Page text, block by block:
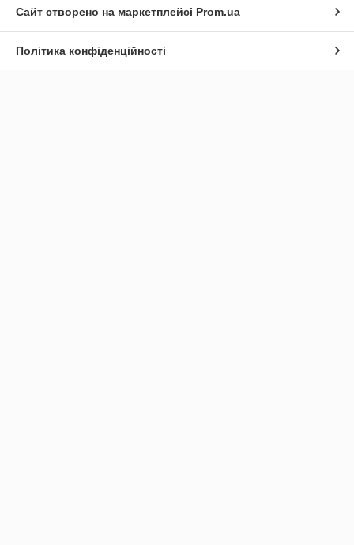
Сайт створено на маркетплейсі Prom.ua
Політика конфіденційності